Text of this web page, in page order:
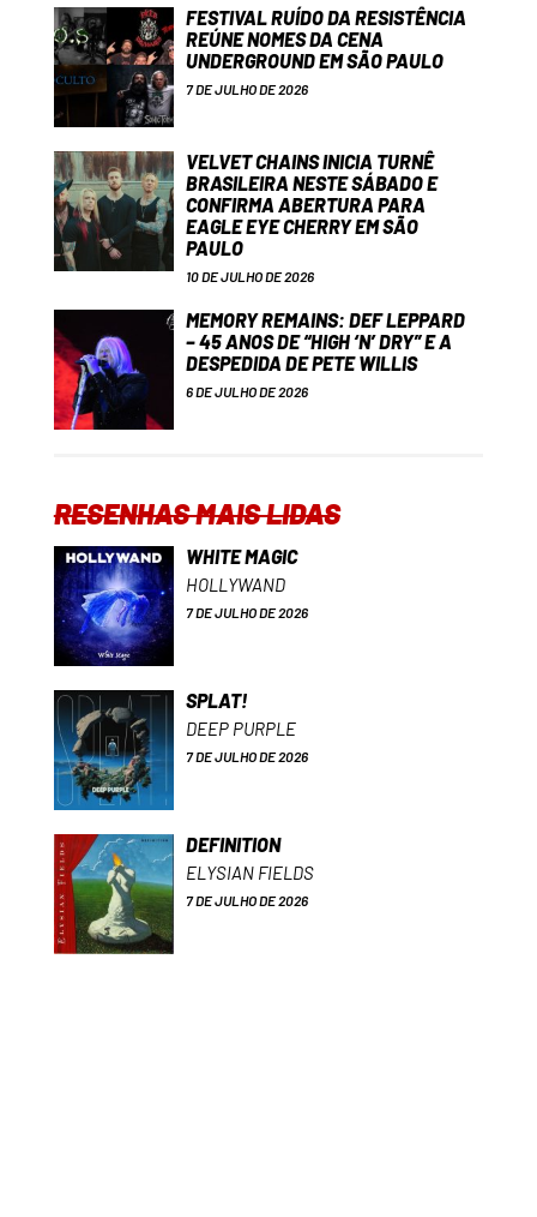
FESTIVAL RUÍDO DA RESISTÊNCIA
REÚNE NOMES DA CENA
UNDERGROUND EM SÃO PAULO
7 DE JULHO DE 2026
VELVET CHAINS INICIA TURNÊ
BRASILEIRA NESTE SÁBADO E
CONFIRMA ABERTURA PARA
EAGLE EYE CHERRY EM SÃO
PAULO
10 DE JULHO DE 2026
MEMORY REMAINS: DEF LEPPARD
– 45 ANOS DE “HIGH ‘N’ DRY” E A
DESPEDIDA DE PETE WILLIS
6 DE JULHO DE 2026
RESENHAS MAIS LIDAS
WHITE MAGIC
HOLLYWAND
7 DE JULHO DE 2026
SPLAT!
DEEP PURPLE
7 DE JULHO DE 2026
DEFINITION
ELYSIAN FIELDS
7 DE JULHO DE 2026